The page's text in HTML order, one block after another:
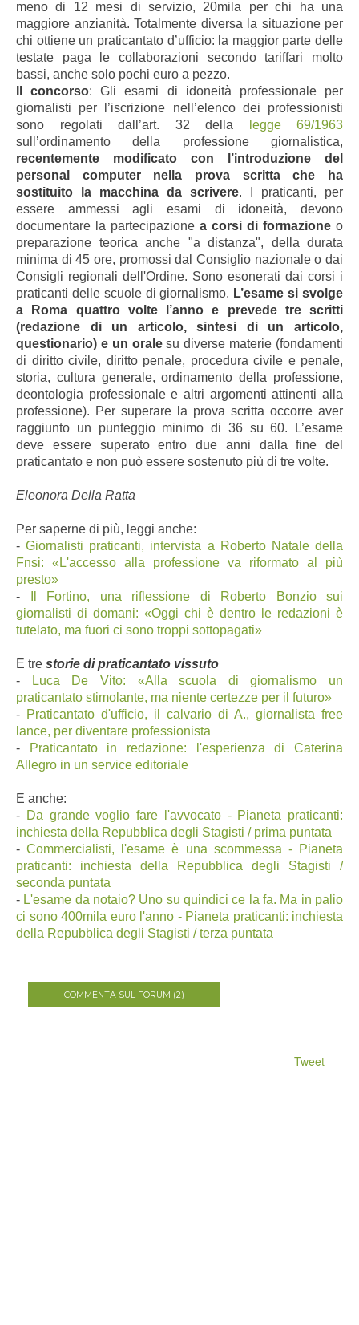
meno di 12 mesi di servizio, 20mila per chi ha una
maggiore anzianità. Totalmente diversa la situazione per
chi ottiene un praticantato d’ufficio: la maggior parte delle
testate paga le collaborazioni secondo tariffari molto
bassi, anche solo pochi euro a pezzo.
Il concorso: Gli esami di idoneità professionale per
giornalisti per l’iscrizione nell’elenco dei professionisti
sono regolati dall’art. 32 della
legge 69/1963
sull’ordinamento della professione giornalistica,
recentemente modificato con l’introduzione del
personal computer nella prova scritta che ha
sostituito la macchina da scrivere. I praticanti, per
essere ammessi agli esami di idoneità, devono
documentare la partecipazione a corsi di formazione o
preparazione teorica anche "a distanza", della durata
minima di 45 ore, promossi dal Consiglio nazionale o dai
Consigli regionali dell'Ordine. Sono esonerati dai corsi i
praticanti delle scuole di giornalismo. L’esame si svolge
a Roma quattro volte l’anno e prevede tre scritti
(redazione di un articolo, sintesi di un articolo,
questionario) e un oralesu diverse materie (fondamenti
di diritto civile, diritto penale, procedura civile e penale,
storia, cultura generale, ordinamento della professione,
deontologia professionale e altri argomenti attinenti alla
professione). Per superare la prova scritta occorre aver
raggiunto un punteggio minimo di 36 su 60. L’esame
deve essere superato entro due anni dalla fine del
praticantato e non può essere sostenuto più di tre volte.
Eleonora Della Ratta
Per saperne di più, leggi anche:
-Giornalisti praticanti, intervista a Roberto Natale della
Fnsi: «L'accesso alla professione va riformato al più
presto»
-
Il Fortino, una riflessione di Roberto Bonzio sui
giornalisti di domani: «Oggi chi è dentro le redazioni è
tutelato, ma fuori ci sono troppi sottopagati»
E tre storie di praticantato vissuto
-
Luca De Vito: «Alla scuola di giornalismo un
praticantato stimolante, ma niente certezze per il futuro»
- Praticantato d'ufficio, il calvario di A., giornalista free
lance, per diventare professionista
-
Praticantato in redazione: l'esperienza di Caterina
Allegro in un service editoriale
E anche:
- Da grande voglio fare l'avvocato - Pianeta praticanti:
inchiesta della Repubblica degli Stagisti / prima puntata
-Commercialisti, l'esame è una scommessa - Pianeta
praticanti: inchiesta della Repubblica degli Stagisti /
seconda puntata
- L'esame da notaio? Uno su quindici ce la fa. Ma in palio
ci sono 400mila euro l'anno - Pianeta praticanti: inchiesta
della Repubblica degli Stagisti / terza puntata
COMMENTA SUL FORUM (2)
Tweet